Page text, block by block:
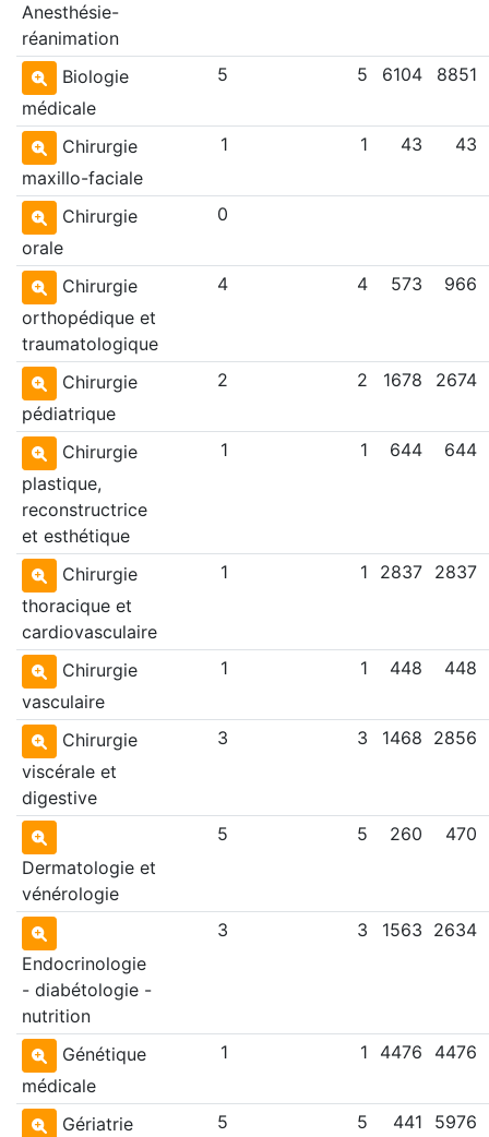
Anesthésie-
réanimation
Biologie
médicale
5 5 6104 8851
Chirurgie
maxillo-faciale
1 1 43 43
Chirurgie
orale
0
Chirurgie
orthopédique et
traumatologique
4 4 573 966
Chirurgie
pédiatrique
2 2 1678 2674
Chirurgie
plastique,
reconstructrice
et esthétique
1 1 644 644
Chirurgie
thoracique et
cardiovasculaire
1 1 2837 2837
Chirurgie
vasculaire
1 1 448 448
Chirurgie
viscérale et
digestive
3 3 1468 2856
Dermatologie et
vénérologie
5 5 260 470
Endocrinologie
- diabétologie -
nutrition
3 3 1563 2634
Génétique
médicale
1 1 4476 4476
Gériatrie 5 5 441 5976